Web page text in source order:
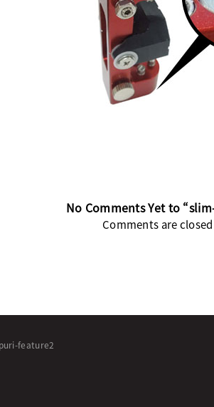
No Comments Yet to
Comments are
feature2